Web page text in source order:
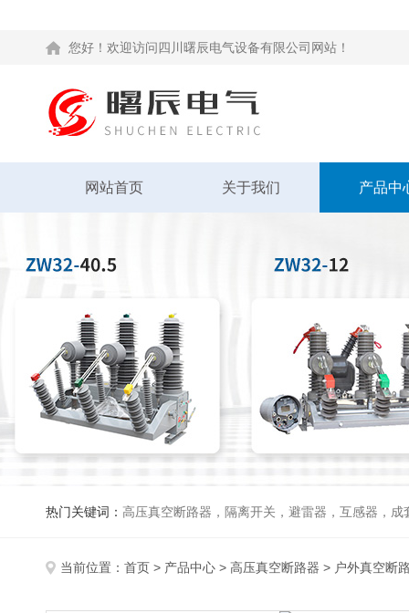
您好！欢迎访问四川曙辰电气设备有限公司网站！
网站首页 关于我们 产品中
热门关键词： 高压真空断路器，隔离开关，避雷器，互感器，成
当前位置： 首页 > 产品中心 > 高压真空断路器 > 户外真空断